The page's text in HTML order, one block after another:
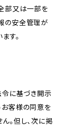
部又は一部を
の安全管理が
す。
令に基づき開示
お客様の同意を
。但し、次に掲